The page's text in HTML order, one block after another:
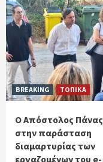
BREAKING ΤΟΠΙΚΑ
Ο Απόστολος Πάνας
στην παράσταση
διαμαρτυρίας των
εργαζομένων του e-